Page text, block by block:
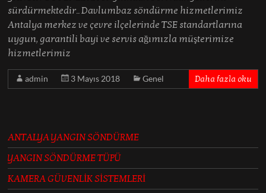
sürdürmektedir.. Davlumbaz söndürme hizmetlerimiz
Antalya merkez ve çevre ilçelerinde TSE standartlarına
uygun, garantili bayi ve servis ağımızla müşterimize
hizmetlerimiz
admin 3 Mayıs 2018 Genel Daha fazla oku
ANTALYA YANGIN SÖNDÜRME
YANGIN SÖNDÜRME TÜPÜ
KAMERA GÜVENLİK SİSTEMLERİ